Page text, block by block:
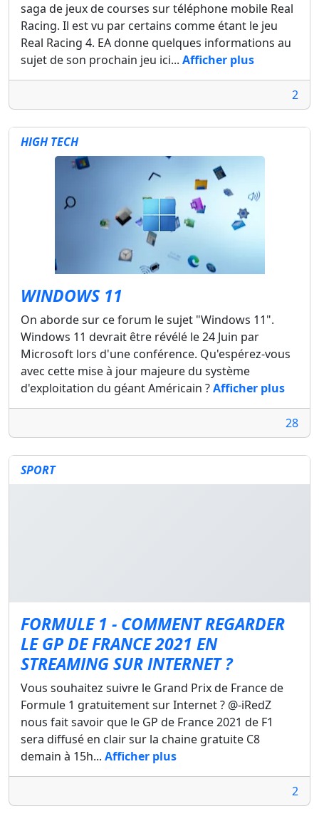
saga de jeux de courses sur téléphone mobile Real
Racing. Il est vu par certains comme étant le jeu
Real Racing 4. EA donne quelques informations au
sujet de son prochain jeu ici... Afficher plus
2
HIGH TECH
WINDOWS 11
On aborde sur ce forum le sujet "Windows 11".
Windows 11 devrait être révélé le 24 Juin par
Microsoft lors d'une conférence. Qu'espérez-vous
avec cette mise à jour majeure du système
d'exploitation du géant Américain ?Afficher plus
28
SPORT
FORMULE 1 - COMMENT REGARDER
LE GP DE FRANCE 2021 EN
STREAMING SUR INTERNET ?
Vous souhaitez suivre le Grand Prix de France de
Formule 1 gratuitement sur Internet ? @-iRedZ
nous fait savoir que le GP de France 2021 de F1
sera diffusé en clair sur la chaine gratuite C8
demain à 15h... Afficher plus
2